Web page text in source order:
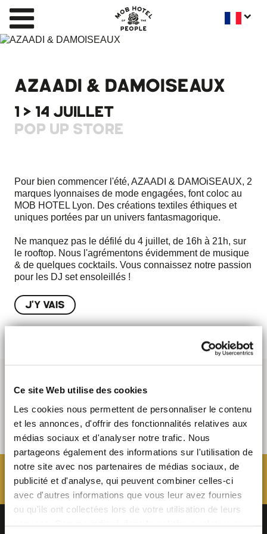
Ce site Web utilise des cookies
Les cookies nous permettent de personnaliser le contenu
et les annonces, d'offrir des fonctionnalités relatives aux
médias sociaux et d'analyser notre trafic. Nous
partageons également des informations sur l'utilisation de
notre site avec nos partenaires de médias sociaux, de
publicité et d'analyse, qui peuvent combiner celles-ci
avec d'autres informations que vous leur avez fournies
ou qu'ils ont collectées lors de votre utilisation de leurs
AZAADI & DAMOISEAUX
1 > 14 JUILLET
POP UP STORE
Pour bien commencer l'été, AZAADI & DAMOiSEAUX, 2
marques lyonnaises de mode engagées, font coloc au
MOB HOTEL Lyon. Des créations textiles éthiques et
uniques portées par un univers fantasmagorique.
Ne manquez pas le défilé du 4 juillet, de 16h à 21h, sur
le rooftop. Nous l'agrémentons évidemment de musique
& de quelques cocktails. Vous connaissez notre passion
pour les DJ set ensoleillés !
J'Y VAIS